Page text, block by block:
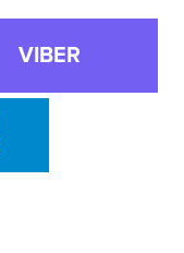
VIBER